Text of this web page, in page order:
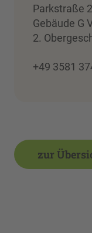
Parkstraße 2
Gebäude G
2.
+49 3581
zur